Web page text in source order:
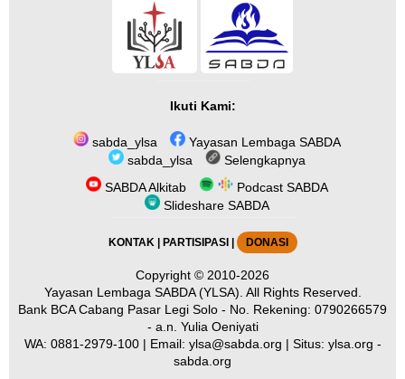
Ikuti Kami:
sabda_ylsa
Yayasan Lembaga SABDA
sabda_ylsa
Selengkapnya
SABDA Alkitab
Podcast SABDA
Slideshare SABDA
KONTAK| PARTISIPASI DONASI
Copyright © 2010-2026
Yayasan Lembaga SABDA (YLSA). All Rights Reserved.
Bank BCA Cabang Pasar Legi Solo - No. Rekening: 0790266579
- a.n. Yulia Oeniyati
WA: 0881-2979-100| Email: ylsa@sabda.org | Situs: ylsa.org -
sabda.org